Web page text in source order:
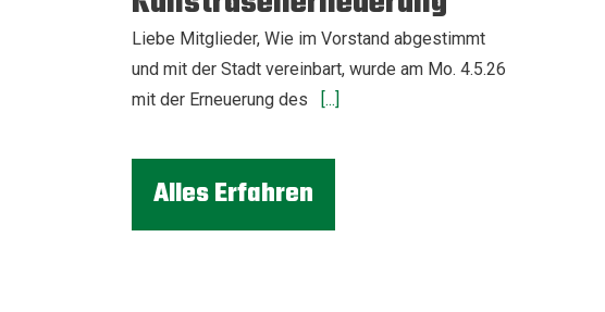
Liebe Mitglieder, Wie im Vorstand abgestimmt
und mit der Stadt vereinbart, wurde am Mo. 4.5.26
mit der Erneuerung des
[...]
Alles Erfahren